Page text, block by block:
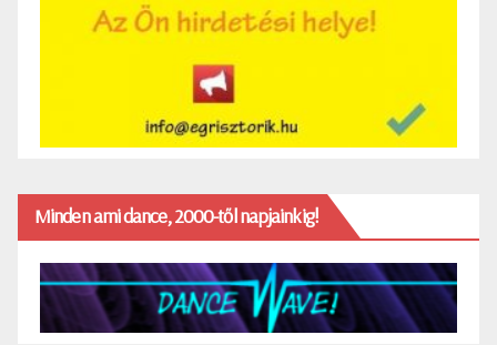
Minden ami dance, 2000-től napjainkig!